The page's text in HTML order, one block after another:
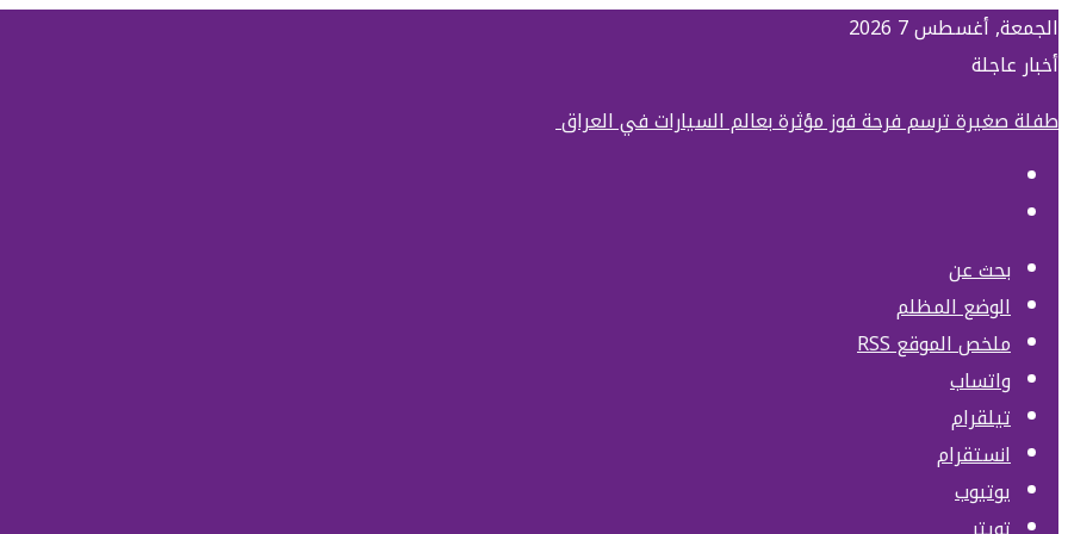
الجمعة, أغسطس 7 2026
أخبار عاجلة
طفلة صغيرة ترسم فرحة فوز مؤثرة بعالم السيارات في العراق
بحث عن
الوضع المظلم
ملخص الموقع RSS
واتساب
تيلقرام
انستقرام
يوتيوب